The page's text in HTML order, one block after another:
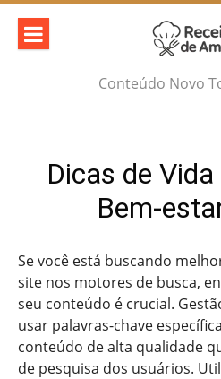
Skip
content
Conteúdo Novo
Dicas de
Bem-
Se você está buscando
site nos motores de busca,
seu conteúdo é crucial.
usar palavras-chave
conteúdo de alta qualidade
de pesquisa dos usuários.